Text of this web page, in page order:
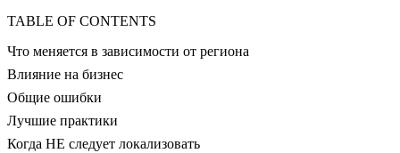
TABLE OF CONTENTS
Что меняется в зависимости от региона
Влияние на бизнес
Общие ошибки
Лучшие практики
Когда НЕ следует локализовать